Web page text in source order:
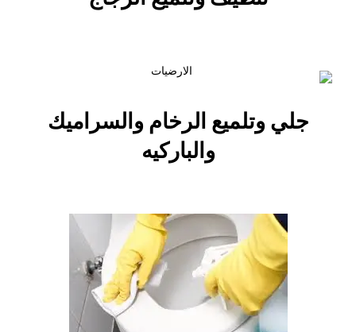
جلي وتلميع الرخام والسراميك
والباركيه